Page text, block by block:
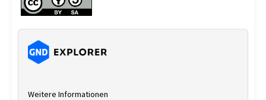
Weitere Informationen